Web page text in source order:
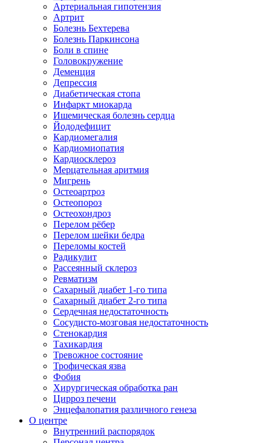
Артериальная гипотензия
Артрит
Болезнь Бехтерева
Болезнь Паркинсона
Боли в спине
Головокружение
Деменция
Депрессия
Диабетическая стопа
Инфаркт миокарда
Ишемическая болезнь сердца
Йододефицит
Кардиомегалия
Кардиомиопатия
Кардиосклероз
Мерцательная аритмия
Мигрень
Остеоартроз
Остеопороз
Остеохондроз
Перелом рёбер
Перелом шейки бедра
Переломы костей
Радикулит
Рассеянный склероз
Ревматизм
Сахарный диабет 1-го типа
Сахарный диабет 2-го типа
Сердечная недостаточность
Сосудисто-мозговая недостаточность
Стенокардия
Тахикардия
Тревожное состояние
Трофическая язва
Фобия
Хирургическая обработка ран
Цирроз печени
Энцефалопатия различного генеза
О центре
Внутренний распорядок